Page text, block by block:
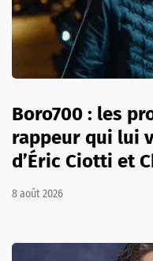
Boro700 : les
rappeur qui lui
d’Éric Ciotti et
8 août 2026